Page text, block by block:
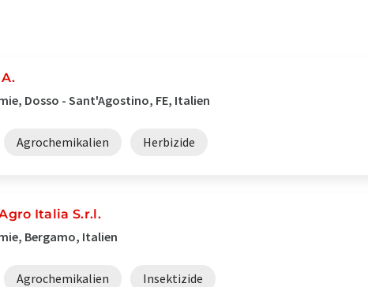
Dosso - Sant'Agostino, FE, Italien
Agrochemikalien Herbizide
Italia S.r.l.
Bergamo, Italien
Agrochemikalien Insektizide